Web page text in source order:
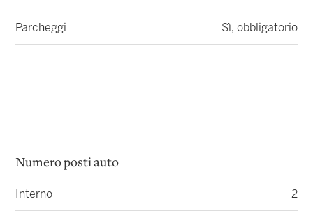
Parcheggi Sì, obbligatorio
Numero posti auto
Interno 2